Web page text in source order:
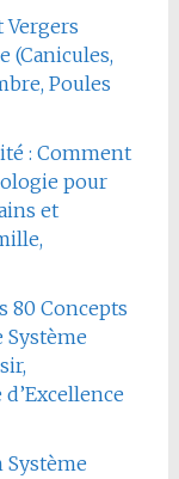
Vergers
(Canicules,
Poules
: Comment
pour
et
80 Concepts
Système
Système